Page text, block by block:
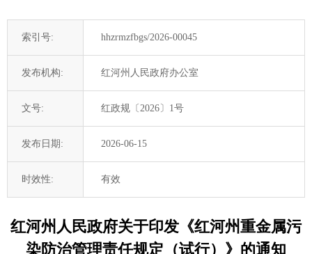
索引号: hhzrmzfbgs/2026-00045
发布机构: 红河州人民政府办公室
文号: 红政规〔2026〕1号
发布日期: 2026-06-15
时效性: 有效
红河州人民政府关于印发《红河州重金属污
染防治管理责任规定（试行）》的通知